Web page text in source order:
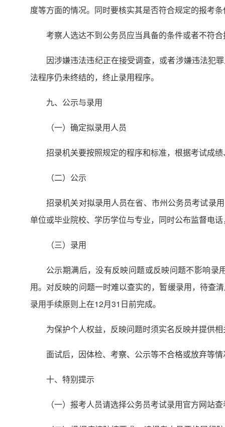
度等方面的情况。同时要核实其是否符合规定的报考
考察人选达不到公务员应当具备的条件或者不符
因涉嫌违法违纪正在接受调查，或者涉嫌违法犯
法程序仍未终结的，终止录用程序。
九、公示与录用
（一）确定拟录用人员
招录机关要按照规定的程序和标准，根据考试成
（二）公示
招录机关对拟录用人员在省、市州公务员考试录
单位或毕业院校、学历学位与专业，同时公布监督电
（三）录用
公示期满后，没有反映问题或反映问题不影响
用。对反映的问题一时难以查实的，暂缓录用，待查
录用手续原则上在12月31日前完成。
为保护个人权益，反映问题时须实名反映并提供
面试后，因体检、考察、公示等不合格或放弃等
十、特别提示
（一）报考人员请选择公务员考试录用官方网站